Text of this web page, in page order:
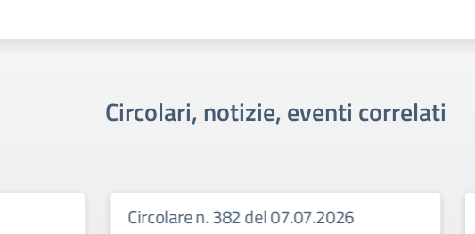
Circolari, notizie, eventi correlati
Circolare n. 382 del 07.07.2026